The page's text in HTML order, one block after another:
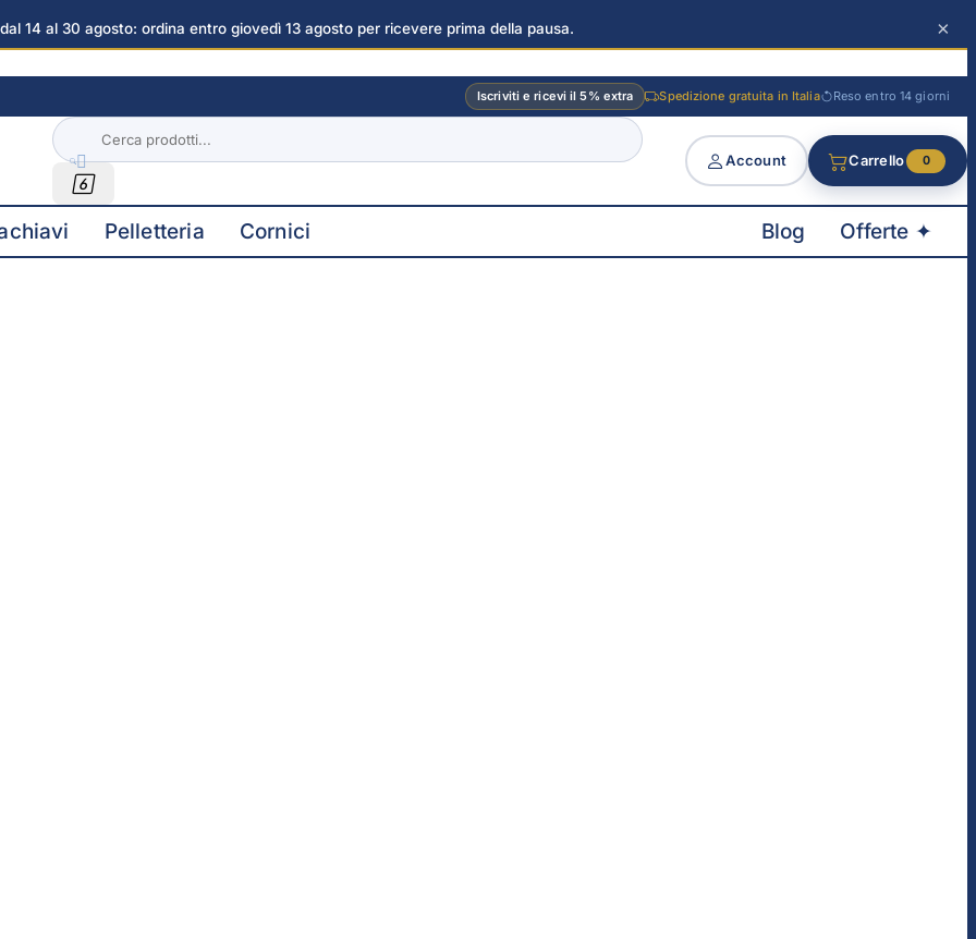
14 al 30 agosto: ordina entro giovedì 13 agosto per ricevere prima della pausa. ×
Iscriviti e ricevi il 5% extra Spedizione gratuita in Italia Reso entro 14 giorni


Account Carrello 0
Pelletteria Cornici Blog Offerte ✦